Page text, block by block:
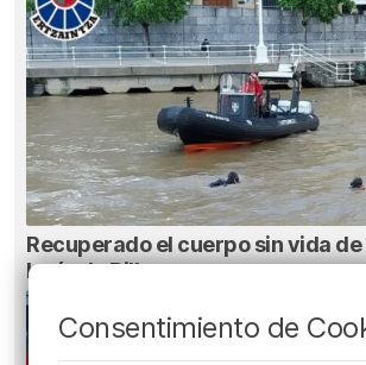
Recuperado el cuerpo sin vida de
la ría de Bilbao
Consentimiento de